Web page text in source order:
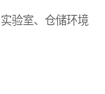
验室、仓储环境